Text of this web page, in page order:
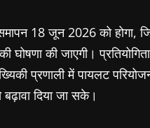
18 जून 2026 को होगा,
घोषणा की जाएगी।
प्रणाली में पायलट
दिया जा सके।